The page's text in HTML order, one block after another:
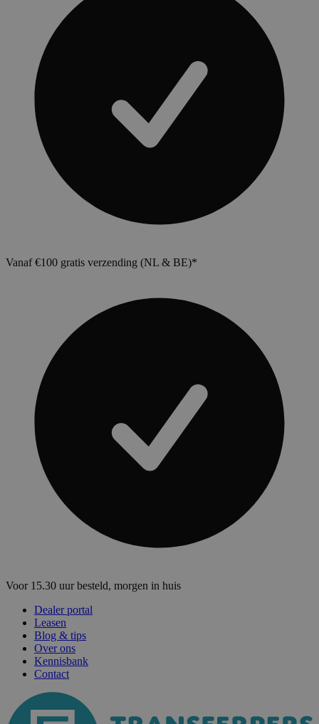
Vanaf €100 gratis verzending (NL & BE)*
Voor 15.30 uur besteld, morgen in huis
Dealer portal
Leasen
Blog & tips
Over ons
Kennisbank
Contact